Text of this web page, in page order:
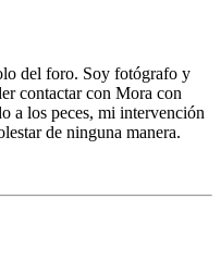
del foro. Soy fotógrafo y
contactar con Mora con
a los peces, mi intervención
de ninguna manera.